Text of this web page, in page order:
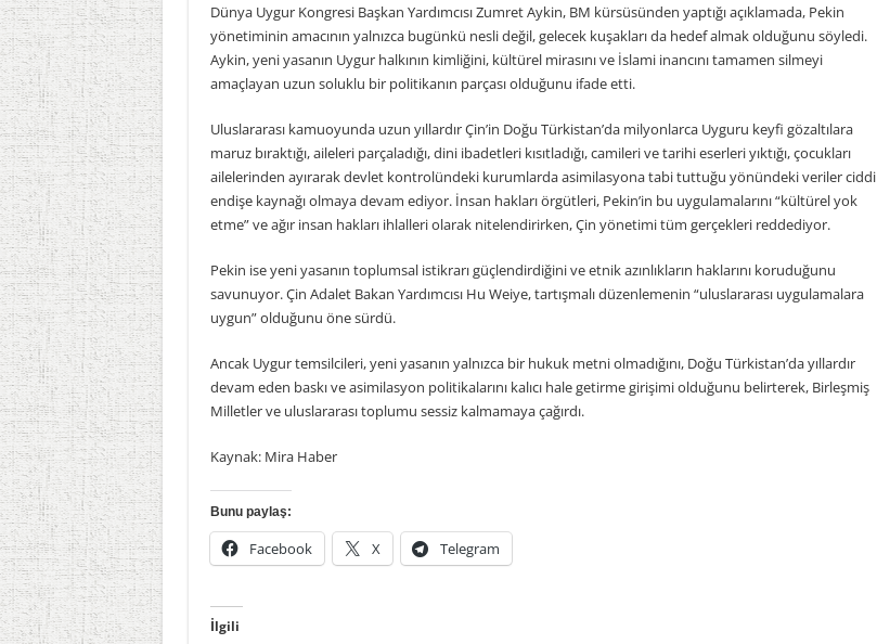
Dünya Uygur Kongresi Başkan Yardımcısı Zumret Aykin, BM kürsüsünden yaptığı açıklamada, Pekin
yönetiminin amacının yalnızca bugünkü nesli değil, gelecek kuşakları da hedef almak olduğunu söyledi.
Aykin, yeni yasanın Uygur halkının kimliğini, kültürel mirasını ve İslami inancını tamamen silmeyi
amaçlayan uzun soluklu bir politikanın parçası olduğunu ifade etti.
Uluslararası kamuoyunda uzun yıllardır Çin’in Doğu Türkistan’da milyonlarca Uyguru keyfi gözaltılara
maruz bıraktığı, aileleri parçaladığı, dini ibadetleri kısıtladığı, camileri ve tarihi eserleri yıktığı, çocukları
ailelerinden ayırarak devlet kontrolündeki kurumlarda asimilasyona tabi tuttuğu yönündeki veriler ciddi
endişe kaynağı olmaya devam ediyor. İnsan hakları örgütleri, Pekin’in bu uygulamalarını “kültürel yok
etme” ve ağır insan hakları ihlalleri olarak nitelendirirken, Çin yönetimi tüm gerçekleri reddediyor.
Pekin ise yeni yasanın toplumsal istikrarı güçlendirdiğini ve etnik azınlıkların haklarını koruduğunu
savunuyor. Çin Adalet Bakan Yardımcısı Hu Weiye, tartışmalı düzenlemenin “uluslararası uygulamalara
uygun” olduğunu öne sürdü.
Ancak Uygur temsilcileri, yeni yasanın yalnızca bir hukuk metni olmadığını, Doğu Türkistan’da yıllardır
devam eden baskı ve asimilasyon politikalarını kalıcı hale getirme girişimi olduğunu belirterek, Birleşmiş
Milletler ve uluslararası toplumu sessiz kalmamaya çağırdı.
Kaynak: Mira Haber
Bunu paylaş:
Facebook X Telegram
İlgili